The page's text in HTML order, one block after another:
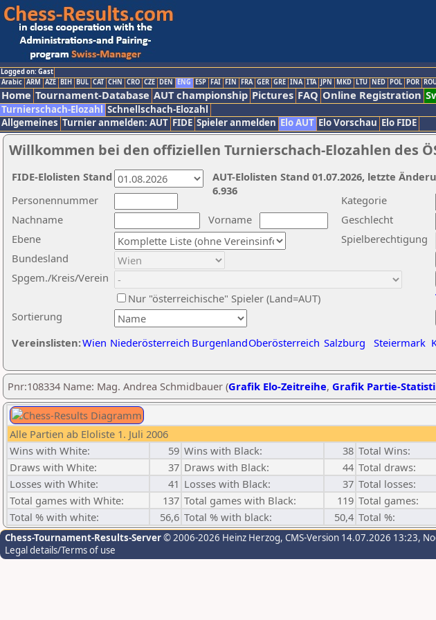
Logged on: Gast
Arabic ARM AZE BIH BUL CAT CHN CRO CZE DEN ENG ESP FAI FIN FRA GER GRE INA ITA JPN MKD LTU NED POL POR
Home Tournament-Database AUT championship Pictures FAQ Online Registration
Turnierschach-Elozahl Schnellschach-Elozahl
Allgemeines Turnier anmelden: AUT FIDE Spieler anmelden Elo AUT Elo Vorschau Elo FIDE
Willkommen bei den offiziellen Turnierschach-Elozahlen des
Nachname
Vorname
Ebene
Kategorie
Sortierung
Personennummer
Bundesland
Spgem./Kreis/Verein
Geschlecht
Nur "österreichische" Spieler (Land=AUT)
Spielberechtigung
Vereinslisten:Wien Niederösterreich BurgenlandOberösterreich Salzburg Steiermark
AUT-Elolisten Stand 01.07.2026, letzte
6.936
FIDE-Elolisten Stand
Pnr:108334 Name: Mag. Andrea Schmidbauer (Grafik Elo-Zeitreihe, Grafik Partie-
Alle Partien ab Eloliste 1. Juli 2006
Wins with White:
59 Wins with Black: 38 Total Wins:
Draws with White:
37 Draws with Black: 44 Total draws:
Losses with White:
41 Losses with Black: 37 Total losses:
Total games with White:
137 Total games with Black: 119 Total games:
Total % with white:
56,6 Total % with black: 50,4 Total %:
Chess-Tournament-Results-Server© 2006-2026 Heinz Herzog, CMS-Version 14.07.2026 13:23,
Legal details/Terms of use